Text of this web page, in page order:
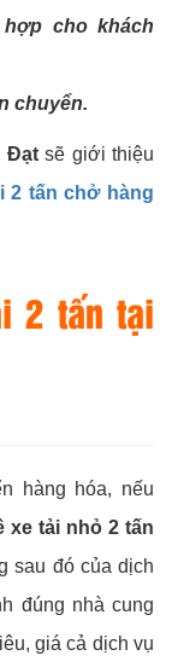
cho khách
chuyển.
Đạt sẽ giới thiệu
2 tấn chở hàng
2 tấn tại
hàng hóa, nếu
xe tải nhỏ 2 tấn
sau đó của dịch
đúng nhà cung
giá cả dịch vụ